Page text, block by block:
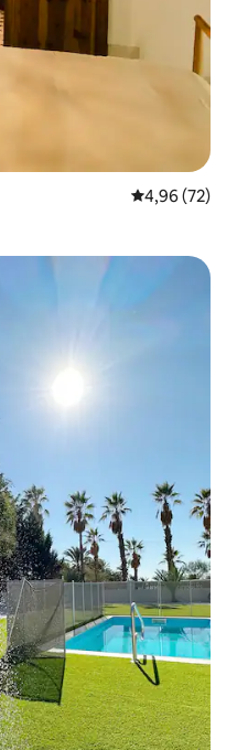
Priemerné
4,96 (72)